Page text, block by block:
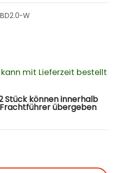
BD2.0-W
mit Lieferzeit bestellt
Stück können innerhalb
übergeben